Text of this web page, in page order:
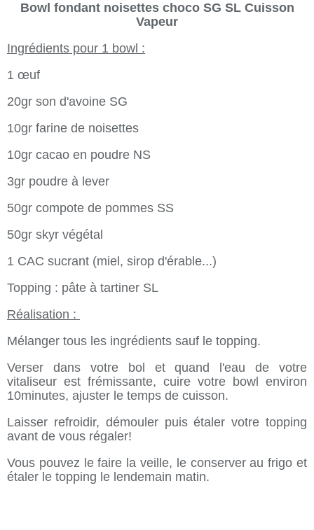
Bowl fondant noisettes choco SG SL Cuisson
Vapeur
Ingrédients pour 1 bowl :
1 œuf
20gr son d'avoine SG
10gr farine de noisettes
10gr cacao en poudre NS
3gr poudre à lever
50gr compote de pommes SS
50gr skyr végétal
1 CAC sucrant (miel, sirop d'érable...)
Topping : pâte à tartiner SL
Réalisation :
Mélanger tous les ingrédients sauf le topping.
Verser dans votre bol et quand l'eau de votre
vitaliseur est frémissante, cuire votre bowl environ
10minutes, ajuster le temps de cuisson.
Laisser refroidir, démouler puis étaler votre topping
avant de vous régaler!
Vous pouvez le faire la veille, le conserver au frigo et
étaler le topping le lendemain matin.